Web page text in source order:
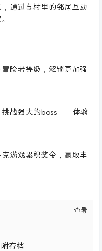
通过与村里的邻居互动
险者等级，解锁更加强
挑战强大的boss——体验
游戏累积奖金，赢取丰
查看
存档